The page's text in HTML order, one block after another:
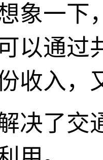
象一下
以通过
收入，
决了交